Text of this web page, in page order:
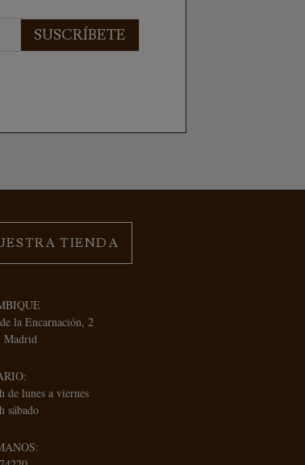
SUSCRÍBETE
TIENDA
la Encarnación, 2
Madrid
de lunes a viernes
sábado